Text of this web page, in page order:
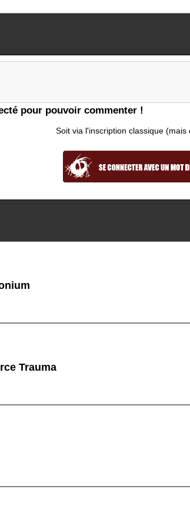
pour pouvoir commenter !
Soit via l'inscription classique (mais
Trauma